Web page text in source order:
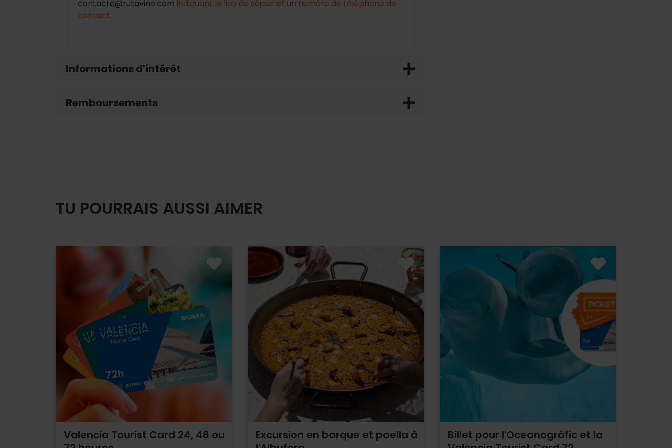
contacto@rutavino.com indiquant le lieu de séjour et un numéro de téléphone de
contact.
Informations d'intérêt
Remboursements
TU POURRAIS AUSSI AIMER
Valencia Tourist Card 24, 48 ou
Excursion en barque et paella à
Billet pour l'Oceanogràfic et la